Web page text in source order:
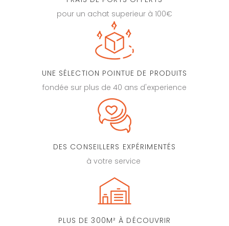
pour un achat superieur à 100€
UNE SÉLECTION POINTUE DE PRODUITS
fondée sur plus de 40 ans d'experience
DES CONSEILLERS EXPÉRIMENTÉS
à votre service
PLUS DE 300M² À DÉCOUVRIR